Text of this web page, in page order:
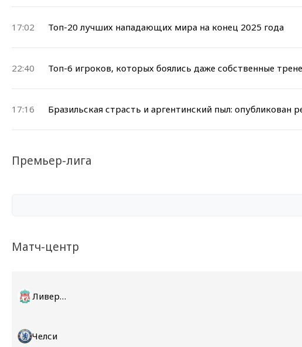
17:02 Топ-20 лучших нападающих мира на конец 2025 года
22:40 Топ-6 игроков, которых боялись даже собственные
17:16 Бразильская страсть и аргентинский пыл:
Премьер-лига
Матч-центр
Ливерпуль
Челси